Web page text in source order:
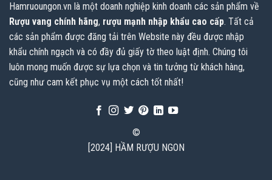
Hamruoungon.vn là một doanh nghiệp kinh doanh các sản phẩm về
Rượu vang chính hãng, rượu mạnh nhập khẩu cao cấp. Tất cả
các sản phẩm được đăng tải trên Website này đều được nhập
khẩu chính ngạch và có đầy đủ giấy tờ theo luật định. Chúng tôi
luôn mong muốn được sự lựa chọn và tin tưởng từ khách hàng,
cũng như cam kết phục vụ một cách tốt nhất!
©
[2024] HẦM RƯỢU NGON